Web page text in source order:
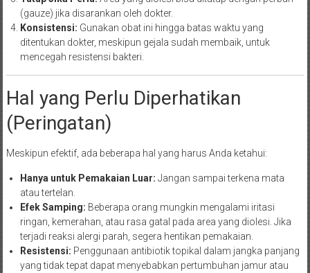
(gauze) jika disarankan oleh dokter.
Konsistensi: Gunakan obat ini hingga batas waktu yang
ditentukan dokter, meskipun gejala sudah membaik, untuk
mencegah resistensi bakteri.
Hal yang Perlu Diperhatikan
(Peringatan)
Meskipun efektif, ada beberapa hal yang harus Anda ketahui:
Hanya untuk Pemakaian Luar: Jangan sampai terkena mata
atau tertelan.
Efek Samping: Beberapa orang mungkin mengalami iritasi
ringan, kemerahan, atau rasa gatal pada area yang diolesi. Jika
terjadi reaksi alergi parah, segera hentikan pemakaian.
Resistensi: Penggunaan antibiotik topikal dalam jangka panjang
yang tidak tepat dapat menyebabkan pertumbuhan jamur atau